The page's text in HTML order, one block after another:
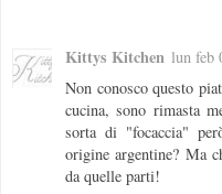
Kittys Kitchen lun feb
Non conosco questo
cucina, sono rimasta
sorta di "focaccia"
origine argentine? Ma
da quelle parti!